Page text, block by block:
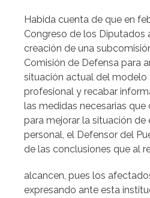
Habida cuenta de que en
Congreso de los Diputados
creación de una
Comisión de Defensa para
situación actual del modelo
profesional y recabar
las medidas necesarias
para mejorar la situación de
personal, el Defensor del
de las conclusiones que al
alcancen, pues los
expresando ante esta